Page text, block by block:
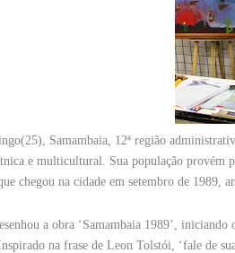
Samambaia, 12ª região
e multicultural. Sua população provém
chegou na cidade em setembro de 1989,
a obra ‘Samambaia 1989’,
na frase de Leon Tolstói, ‘fale de